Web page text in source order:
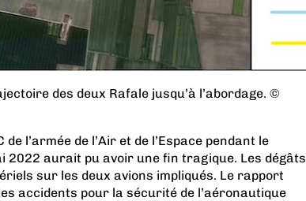
des deux Rafale jusqu’à l’abordage. ©
de l’armée de l’Air et de l’Espace pendant le
2022 aurait pu avoir une fin tragique. Les dégâts
sur les deux avions impliqués. Le rapport
accidents pour la sécurité de l’aéronautique